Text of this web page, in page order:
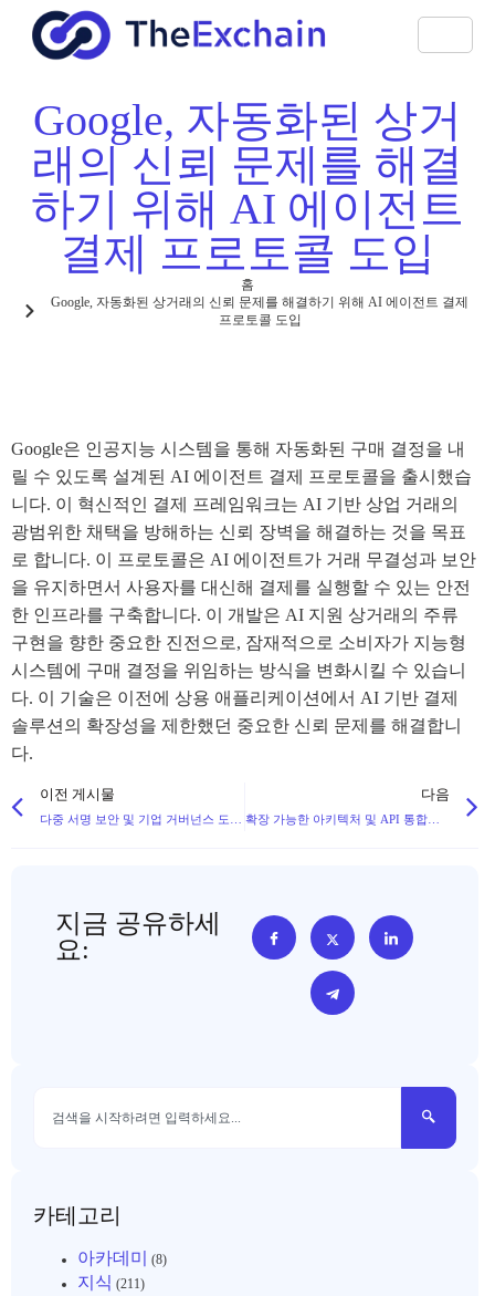
Google, 자동화된 상거
래의 신뢰 문제를 해결
하기 위해 AI 에이전트
결제 프로토콜 도입
홈
Google, 자동화된 상거래의 신뢰 문제를 해결하기 위해 AI 에이전트 결제
프로토콜 도입
Google은 인공지능 시스템을 통해 자동화된 구매 결정을 내
릴 수 있도록 설계된 AI 에이전트 결제 프로토콜을 출시했습
니다. 이 혁신적인 결제 프레임워크는 AI 기반 상업 거래의
광범위한 채택을 방해하는 신뢰 장벽을 해결하는 것을 목표
로 합니다. 이 프로토콜은 AI 에이전트가 거래 무결성과 보안
을 유지하면서 사용자를 대신해 결제를 실행할 수 있는 안전
한 인프라를 구축합니다. 이 개발은 AI 지원 상거래의 주류
구현을 향한 중요한 진전으로, 잠재적으로 소비자가 지능형
시스템에 구매 결정을 위임하는 방식을 변화시킬 수 있습니
다. 이 기술은 이전에 상용 애플리케이션에서 AI 기반 결제
솔루션의 확장성을 제한했던 중요한 신뢰 문제를 해결합니
다.
이전 게시물 다음
지금 공유하세
요:
카테고리
아카데미 (8)
지식 (211)